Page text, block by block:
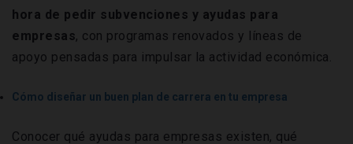
hora de pedir subvenciones y ayudas para
empresas, con programas renovados y líneas de
apoyo pensadas para impulsar la actividad económica.
Cómo diseñar un buen plan de carrera en tu empresa
Conocer qué ayudas para empresas existen, qué